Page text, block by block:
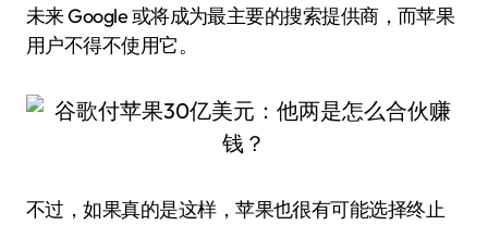
未来 Google 或将成为最主要的搜索提供商，而苹果
用户不得不使用它。
不过，如果真的是这样，苹果也很有可能选择终止